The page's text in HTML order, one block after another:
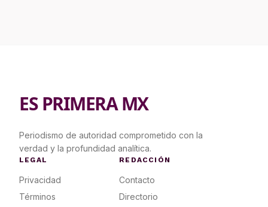
ES PRIMERA MX
Periodismo de autoridad comprometido con la
verdad y la profundidad analítica.
LEGAL
Privacidad
Términos
REDACCIÓN
Contacto
Directorio